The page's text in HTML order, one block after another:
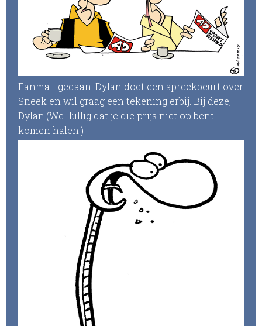
Fanmail gedaan. Dylan doet een spreekbeurt over
Sneek en wil graag een tekening erbij. Bij deze,
Dylan.(Wel lullig dat je die prijs niet op bent
komen halen!)